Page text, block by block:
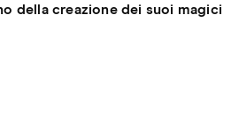
della creazione dei suoi magici